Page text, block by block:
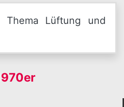
Thema Lüftung und